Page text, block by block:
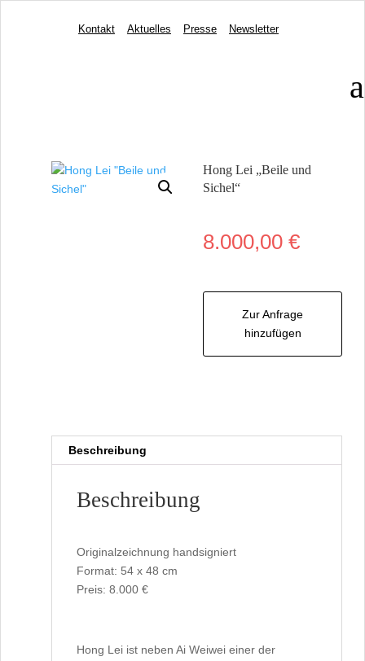
Kontakt Aktuelles Presse Newsletter
a
Hong Lei „Beile und
Sichel“
8.000,00 €
Zur Anfrage
hinzufügen
Beschreibung
Beschreibung
Originalzeichnung handsigniert
Format: 54 x 48 cm
Preis: 8.000 €
Hong Lei ist neben Ai Weiwei einer der